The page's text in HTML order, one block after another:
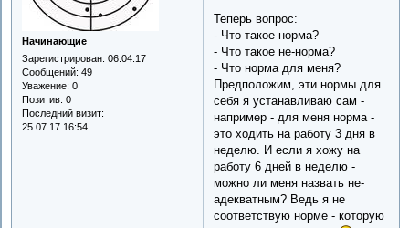
Начинающие
Зарегистрирован: 06.04.17
Сообщений: 49
Уважение: 0
Позитив: 0
Последний визит:
25.07.17 16:54
Теперь вопрос:
- Что такое норма?
- Что такое не-норма?
- Что норма для меня?
Предположим, эти нормы для
себя я устанавливаю сам -
например - для меня норма -
это ходить на работу 3 дня в
неделю. И если я хожу на
работу 6 дней в неделю -
можно ли меня назвать не-
адекватным? Ведь я не
соответствую норме - которую